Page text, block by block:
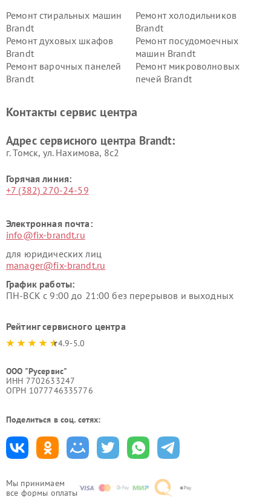
Мы принимаем
все формы оплаты
Ремонт стиральных машин
Brandt
Ремонт холодильников
Brandt
Ремонт духовых шкафов
Brandt
Ремонт посудомоечных
машин Brandt
Ремонт варочных панелей
Brandt
Ремонт микроволновых
печей Brandt
Контакты сервис центра
Адрес сервисного центра Brandt:
г. Томск, ул. Нахимова, 8с2
Горячая линия:
+7 (382) 270-24-59
Электронная почта:
info@fix-brandt.ru
для юридических лиц
manager@fix-brandt.ru
График работы:
ПН-ВСК с 9:00 до 21:00 без перерывов и выходных
Рейтинг сервисного центра
4.9-5.0
ООО "Русервис"
ИНН 7702633247
ОГРН 1077746335776
Поделиться в соц. сетях: